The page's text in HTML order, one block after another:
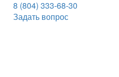
8 (804) 333-68-30
Задать вопрос